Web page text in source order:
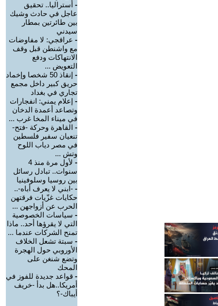
- أستراليا.. تحقيق
عاجل في حادث وشيك
بين طائرتين بمطار
سيدني
- عراقجي: لا مفاوضات
مع واشنطن قبل وقف
الانتهاكات ودفع
التعويض ...
-
إنقاذ 50 شخصا وإخماد
حريق كبير داخل مجمع
تجاري في بغداد
- إعلام يمني: انفجارات
وتصاعد أعمدة الدخان
في ميناء المخا غرب ...
- القاهرة وحركة -فتح-
تنعيان سفير فلسطين
في مصر دياب اللوح
وتش ...
-
لأول مرة منذ 4
سنوات.. تبادل رسائل
بين روسيا وسلوفينيا
- -ابني لا يعرف أباه-..
حكايات غزّيات فرقتهن
الحرب عن أزواجهن ...
- سياسات الخصوصية
التي لا يقرؤها أحد.. ماذا
تمنح الشركات عندما ...
- سبتة تشعل الخلاف
الأوروبي حول الهجرة
وتضع شنغن على
المحك
- قواعد جديدة للفوز في
أمريكا..هل بدأ -خريف
أيباك-؟